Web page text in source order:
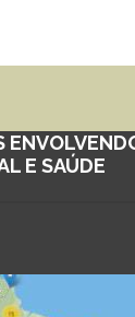
E SAÚDE